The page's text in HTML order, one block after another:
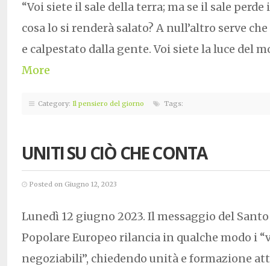
“Voi siete il sale della terra; ma se il sale perde
cosa lo si renderà salato? A null’altro serve
e calpestato dalla gente. Voi siete la luce del
More
Category: Il pensiero del giorno Tags:
UNITI SU CIÒ CHE CONTA
Posted on Giugno 12, 2023
Lunedì 12 giugno 2023. Il messaggio del
Popolare Europeo rilancia in qualche modo i
negoziabili”, chiedendo unità e formazione